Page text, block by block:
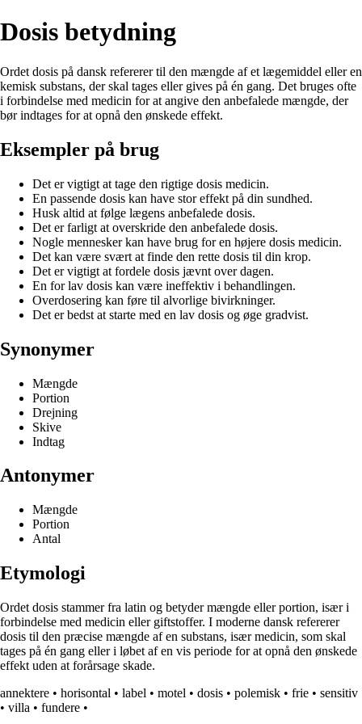
Dosis betydning
Ordet dosis på dansk refererer til den mængde af et lægemiddel eller en
kemisk substans, der skal tages eller gives på én gang. Det bruges ofte
i forbindelse med medicin for at angive den anbefalede mængde, der
bør indtages for at opnå den ønskede effekt.
Eksempler på brug
Det er vigtigt at tage den rigtige dosis medicin.
En passende dosis kan have stor effekt på din sundhed.
Husk altid at følge lægens anbefalede dosis.
Det er farligt at overskride den anbefalede dosis.
Nogle mennesker kan have brug for en højere dosis medicin.
Det kan være svært at finde den rette dosis til din krop.
Det er vigtigt at fordele dosis jævnt over dagen.
En for lav dosis kan være ineffektiv i behandlingen.
Overdosering kan føre til alvorlige bivirkninger.
Det er bedst at starte med en lav dosis og øge gradvist.
Synonymer
Mængde
Portion
Drejning
Skive
Indtag
Antonymer
Mængde
Portion
Antal
Etymologi
Ordet dosis stammer fra latin og betyder mængde eller portion, især i
forbindelse med medicin eller giftstoffer. I moderne dansk refererer
dosis til den præcise mængde af en substans, især medicin, som skal
tages på én gang eller i løbet af en vis periode for at opnå den ønskede
effekt uden at forårsage skade.
annektere • horisontal • label • motel • dosis • polemisk • frie • sensitiv
• villa • fundere •